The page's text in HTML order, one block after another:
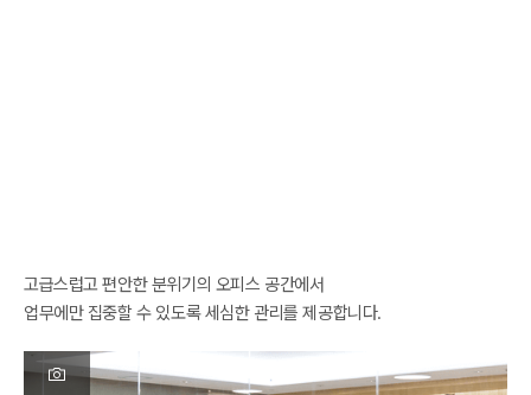
FLAG ONE
고급스럽고 편안한 분위기의 오피스 공간에서
업무에만 집중할 수 있도록 세심한 관리를 제공합니다.